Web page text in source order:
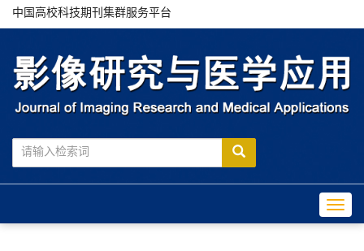
中国高校科技期刊集群服务平台